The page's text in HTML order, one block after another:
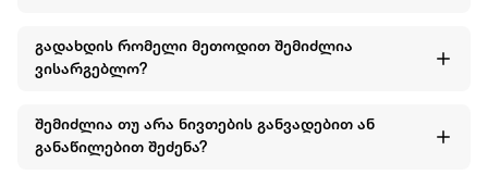
გადახდის რომელი მეთოდით შემიძლია
ვისარგებლო?
შემიძლია თუ არა ნივთების განვადებით ან
განაწილებით შეძენა?